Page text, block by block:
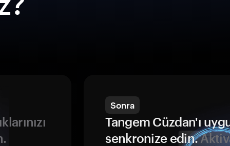
Sonra
Tangem Cüzdan'ı
senkronize edin.